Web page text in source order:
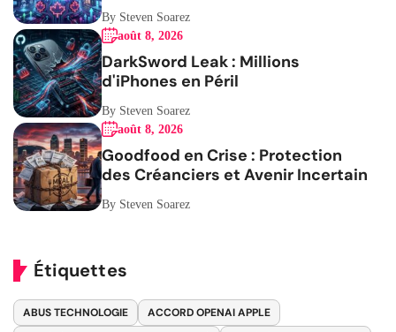
By Steven Soarez
août 8, 2026
DarkSword Leak : Millions
d'iPhones en Péril
By Steven Soarez
août 8, 2026
Goodfood en Crise : Protection
des Créanciers et Avenir Incertain
By Steven Soarez
Étiquettes
ABUS TECHNOLOGIE
ACCORD OPENAI APPLE